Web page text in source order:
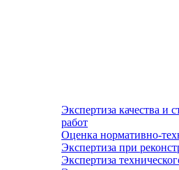
Экспертиза качества и
работ
Оценка нормативно-
Экспертиза при
Экспертиза